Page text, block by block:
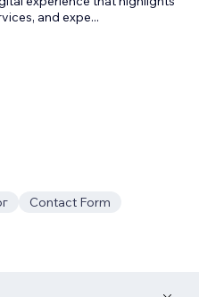
and expe...
Contact Form